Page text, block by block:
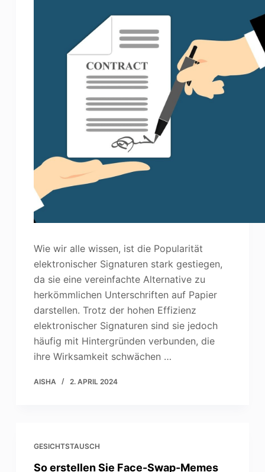
Wie wir alle wissen, ist die Popularität
elektronischer Signaturen stark gestiegen,
da sie eine vereinfachte Alternative zu
herkömmlichen Unterschriften auf Papier
darstellen. Trotz der hohen Effizienz
elektronischer Signaturen sind sie jedoch
häufig mit Hintergründen verbunden, die
ihre Wirksamkeit schwächen …
AISHA 2. APRIL 2024
GESICHTSTAUSCH
So erstellen Sie Face-Swap-Memes